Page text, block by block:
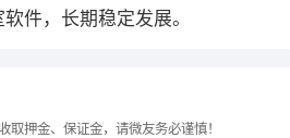
件，长期稳定发展。
取押金、保证金，请微友务必谨慎！